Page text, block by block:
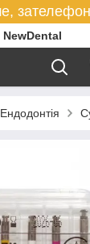
NewDental
Ендодонтія